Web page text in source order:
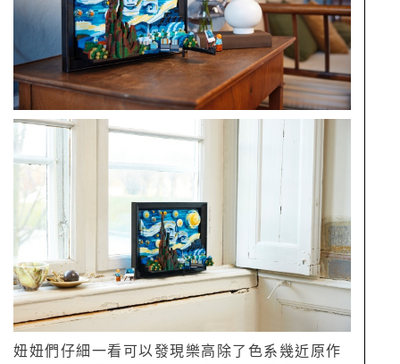
妞妞們仔細一看可以發現樂高除了色系幾近原作